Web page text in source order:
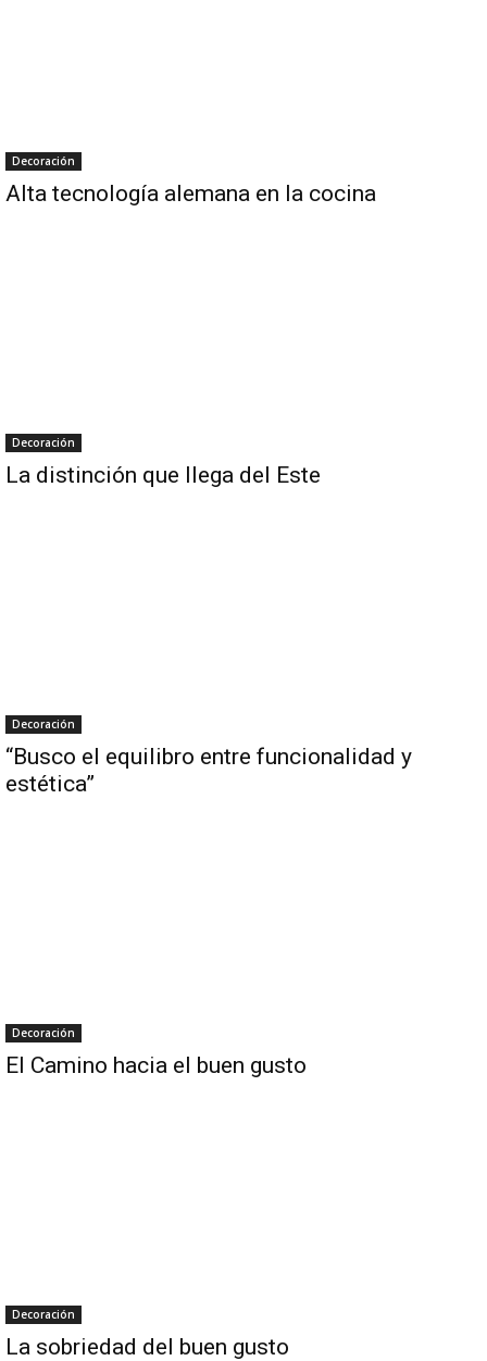
Decoración
Alta tecnología alemana en la cocina
Decoración
La distinción que llega del Este
Decoración
“Busco el equilibro entre funcionalidad y
estética”
Decoración
El Camino hacia el buen gusto
Decoración
La sobriedad del buen gusto